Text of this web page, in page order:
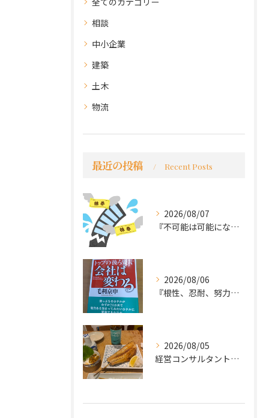
相談
中小企業
建築
土木
物流
最近の投稿 Recent Posts
2026/08/07
『不可能は可能になる』
2026/08/06
『根性、忍耐、努力という言葉は死語なのか』
2026/08/05
経営コンサルタントのモーちゃん・毛利京申です。